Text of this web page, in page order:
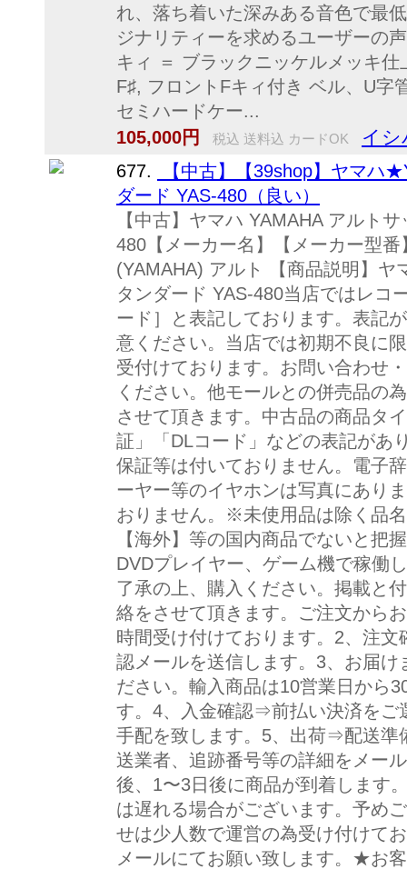
れ、落ち着いた深みある音色で最
ジナリティーを求めるユーザーの
キィ ＝ ブラックニッケルメッキ
F♯, フロントFキィ付き ベル、U字
セミハードケー...
105,000円
税込 送料込 カードOK イシ
677.
【中古】【39shop】ヤマハ
ダード YAS-480（良い）
【中古】ヤマハ YAMAHA アルト
480【メーカー名】【メーカー型
(YAMAHA) アルト 【商品説明】ヤ
タンダード YAS-480当店ではレコ
ード］と表記しております。表記
意ください。当店では初期不良に
受付けております。お問い合わせ
ください。他モールとの併売品の
させて頂きます。中古品の商品タ
証」「DLコード」などの表記があ
保証等は付いておりません。電子
ーヤー等のイヤホンは写真にあり
おりません。※未使用品は除く品
【海外】等の国内商品でないと把
DVDプレイヤー、ゲーム機で稼働
了承の上、購入ください。掲載と
絡をさせて頂きます。ご注文から
時間受け付けております。2、注
認メールを送信します。3、お届
ださい。輸入商品は10営業日から
す。4、入金確認⇒前払い決済をご
手配を致します。5、出荷⇒配送準
送業者、追跡番号等の詳細をメー
後、1〜3日後に商品が到着しま
は遅れる場合がございます。予め
せは少人数で運営の為受け付けて
メールにてお願い致します。★お